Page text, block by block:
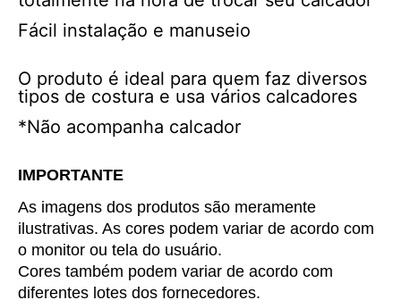
Fácil instalação e manuseio
O produto é ideal para quem faz diversos
tipos de costura e usa vários calcadores
*Não acompanha calcador
IMPORTANTE
As imagens dos produtos são meramente
ilustrativas. As cores podem variar de acordo com
o monitor ou tela do usuário.
Cores também podem variar de acordo com
diferentes lotes dos fornecedores.